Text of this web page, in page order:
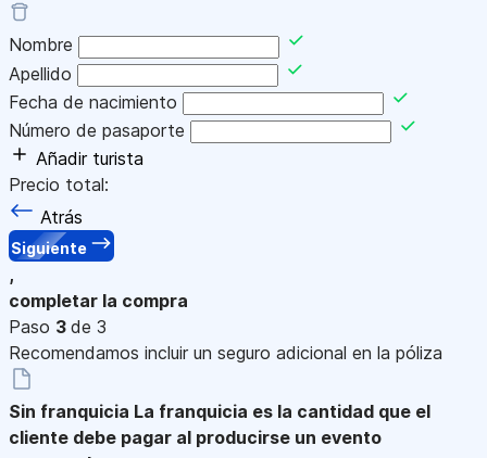
Nombre
Apellido
Fecha de nacimiento
Número de pasaporte
Añadir turista
Precio total:
Atrás
Siguiente
,
completar la compra
Paso 3 de 3
Recomendamos incluir un seguro adicional en la póliza
Sin franquicia La franquicia es la cantidad que el
cliente debe pagar al producirse un evento